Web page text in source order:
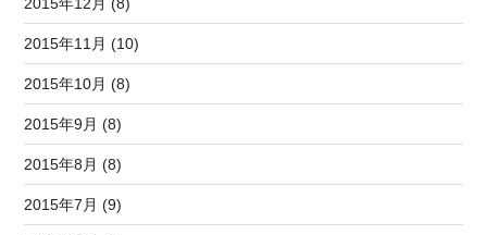
2015年11月 (10)
2015年10月 (8)
2015年9月 (8)
2015年8月 (8)
2015年7月 (9)